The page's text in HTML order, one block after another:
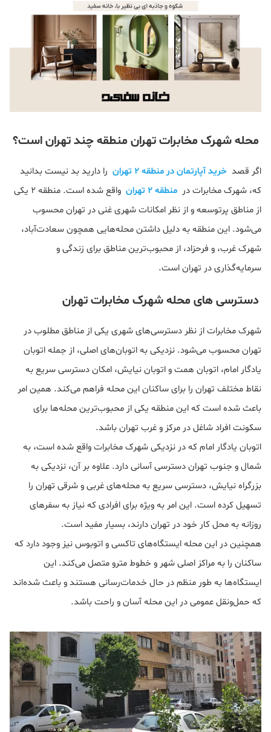
محله شهرک مخابرات تهران منطقه چند تهران است؟
اگر قصد خرید آپارتمان در منطقه 2 تهران
را دارید بد نیست بدانید
که، شهرک مخابرات در منطقه 2 تهران
واقع شده است. منطقه ۲ یکی
از مناطق پرتوسعه و از نظر امکانات شهری غنی در تهران محسوب
می‌شود. این منطقه به دلیل داشتن محله‌هایی همچون سعادت‌آباد،
شهرک غرب، و فرحزاد، از محبوب‌ترین مناطق برای زندگی و
سرمایه‌گذاری در تهران است.
دسترسی های محله شهرک مخابرات تهران
شهرک مخابرات از نظر دسترسی‌های شهری یکی از مناطق مطلوب در
تهران محسوب می‌شود. نزدیکی به اتوبان‌های اصلی، از جمله اتوبان
یادگار امام، اتوبان همت و اتوبان نیایش، امکان دسترسی سریع به
نقاط مختلف تهران را برای ساکنان این محله فراهم می‌کند. همین امر
باعث شده است که این منطقه یکی از محبوب‌ترین محله‌ها برای
سکونت افراد شاغل در مرکز و غرب تهران باشد.
اتوبان یادگار امام که در نزدیکی شهرک مخابرات واقع شده است، به
شمال و جنوب تهران دسترسی آسانی دارد. علاوه بر آن، نزدیکی به
بزرگراه نیایش، دسترسی سریع به محله‌های غربی و شرقی تهران را
تسهیل کرده است. این امر به ویژه برای افرادی که نیاز به سفرهای
روزانه به محل کار خود در تهران دارند، بسیار مفید است.
همچنین در این محله ایستگاه‌های تاکسی و اتوبوس نیز وجود دارد که
ساکنان را به مراکز اصلی شهر و خطوط مترو متصل می‌کند. این
ایستگاه‌ها به طور منظم در حال خدمات‌رسانی هستند و باعث شده‌اند
که حمل‌ونقل عمومی در این محله آسان و راحت باشد.